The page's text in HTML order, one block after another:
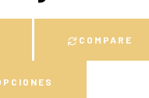
COMPARE